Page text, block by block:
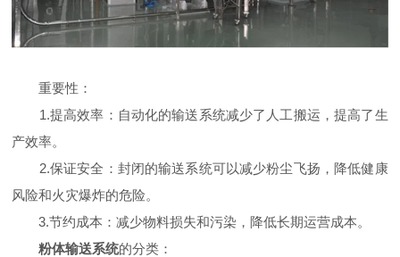
重要性：
1.提高效率：自动化的输送系统减少了人工搬运，提高了生
产效率。
2.保证安全：封闭的输送系统可以减少粉尘飞扬，降低健康
风险和火灾爆炸的危险。
3.节约成本：减少物料损失和污染，降低长期运营成本。
粉体输送系统的分类：